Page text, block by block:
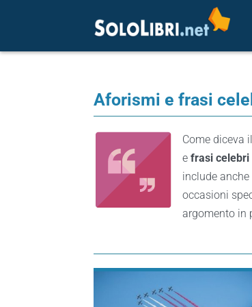
Aforismi e frasi
Come diceva
e frasi celebri
include
occasioni
argomento in